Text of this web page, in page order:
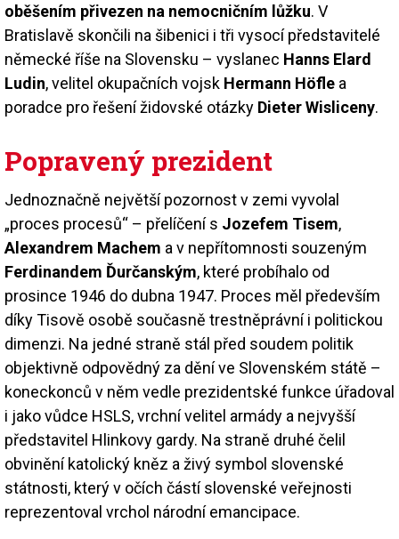
oběšením přivezen na nemocničním lůžku. V
Bratislavě skončili na šibenici i tři vysocí představitelé
německé říše na Slovensku – vyslanec Hanns Elard
Ludin, velitel okupačních vojsk Hermann Höfle a
poradce pro řešení židovské otázky Dieter Wisliceny.
Popravený prezident
Jednoznačně největší pozornost v zemi vyvolal
„proces procesů“ – přelíčení s Jozefem Tisem,
Alexandrem Machem a v nepřítomnosti souzeným
Ferdinandem Ďurčanským, které probíhalo od
prosince 1946 do dubna 1947. Proces měl především
díky Tisově osobě současně trestněprávní i politickou
dimenzi. Na jedné straně stál před soudem politik
objektivně odpovědný za dění ve Slovenském státě –
koneckonců v něm vedle prezidentské funkce úřadoval
i jako vůdce HSLS, vrchní velitel armády a nejvyšší
představitel Hlinkovy gardy. Na straně druhé čelil
obvinění katolický kněz a živý symbol slovenské
státnosti, který v očích částí slovenské veřejnosti
reprezentoval vrchol národní emancipace.